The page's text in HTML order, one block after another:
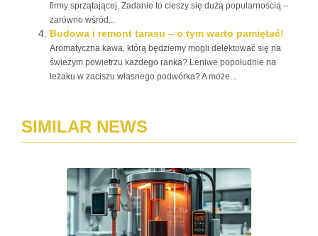
firmy sprzątającej. Zadanie to cieszy się dużą popularnością –
zarówno wśród...
Budowa i remont tarasu – o tym warto pamiętać!
Aromatyczna kawa, którą będziemy mogli delektować się na
świeżym powietrzu każdego ranka? Leniwe popołudnie na
leżaku w zaciszu własnego podwórka? A może...
SIMILAR NEWS